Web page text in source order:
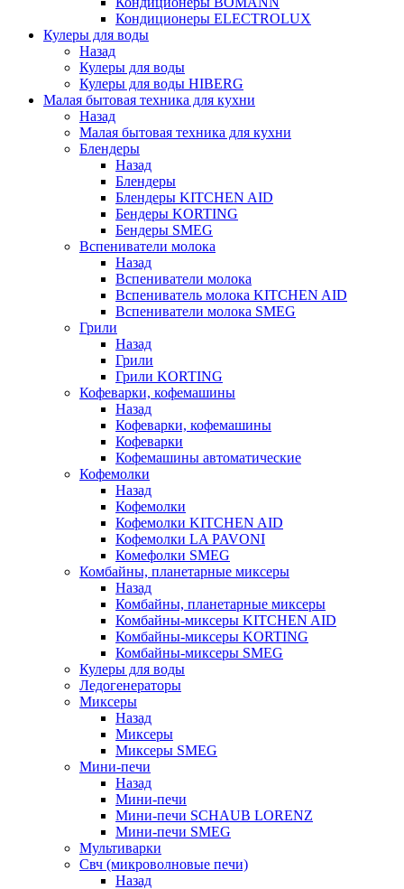
Кондиционеры ELECTROLUX
Кулеры для воды
Назад
Кулеры для воды
Кулеры для воды HIBERG
Малая бытовая техника для кухни
Назад
Малая бытовая техника для кухни
Блендеры
Назад
Блендеры
Блендеры KITCHEN AID
Бендеры KORTING
Бендеры SMEG
Вспениватели молока
Назад
Вспениватели молока
Вспениватель молока KITCHEN AID
Вспениватели молока SMEG
Грили
Назад
Грили
Грили KORTING
Кофеварки, кофемашины
Назад
Кофеварки, кофемашины
Кофеварки
Кофемашины автоматические
Кофемолки
Назад
Кофемолки
Кофемолки KITCHEN AID
Кофемолки LA PAVONI
Комефолки SMEG
Комбайны, планетарные миксеры
Назад
Комбайны, планетарные миксеры
Комбайны-миксеры KITCHEN AID
Комбайны-миксеры KORTING
Комбайны-миксеры SMEG
Кулеры для воды
Ледогенераторы
Миксеры
Назад
Миксеры
Миксеры SMEG
Мини-печи
Назад
Мини-печи
Мини-печи SCHAUB LORENZ
Мини-печи SMEG
Мультиварки
Свч (микроволновые печи)
Назад